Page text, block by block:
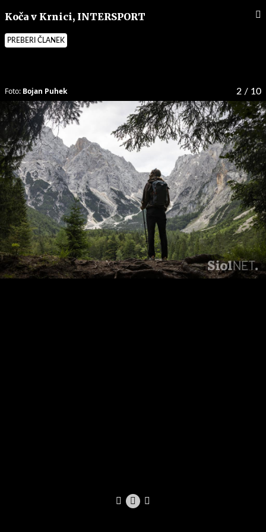
Koča v Krnici, INTERSPORT
PREBERI ČLANEK
2 / 10
Foto: Bojan Puhek